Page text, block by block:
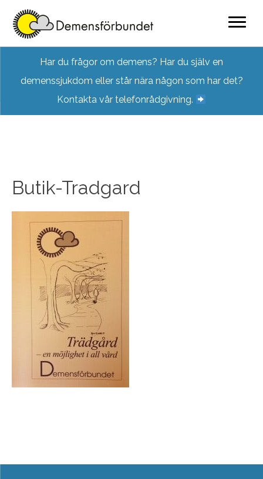
content
Har du frågor om demens? Har du själv en
demenssjukdom eller står nära någon som har det?
Kontakta vår telefonrådgivning.
Butik-Tradgard